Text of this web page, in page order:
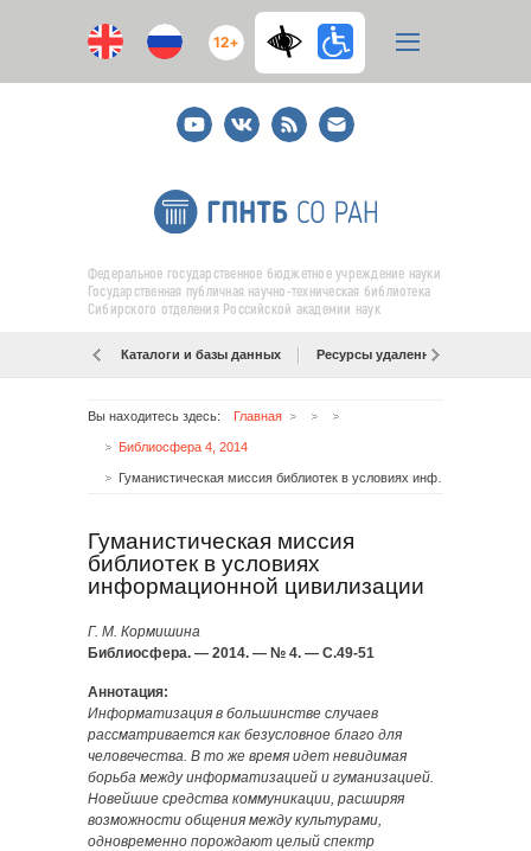
12+
YoutubeВКонтакте
RSS
E-
mail
подписка
Федеральное государственное бюджетное учреждение науки
Государственная публичная научно-техническая библиотека
Сибирского отделения Российской академии наук
Каталоги и базы данных Ресурсы удаленного доступа
Вы находитесь здесь: Главная
Библиосфера 4, 2014
Гуманистическая миссия
библиотек в условиях
информационной цивилизации
Г. М. Кормишина
Библиосфера. — 2014. — № 4. — С.49-51
Аннотация:
Информатизация в большинстве случаев
рассматривается как безусловное благо для
человечества. В то же время идет невидимая
борьба между информатизацией и гуманизацией.
Новейшие средства коммуникации, расширяя
возможности общения между культурами,
одновременно порождают целый спектр